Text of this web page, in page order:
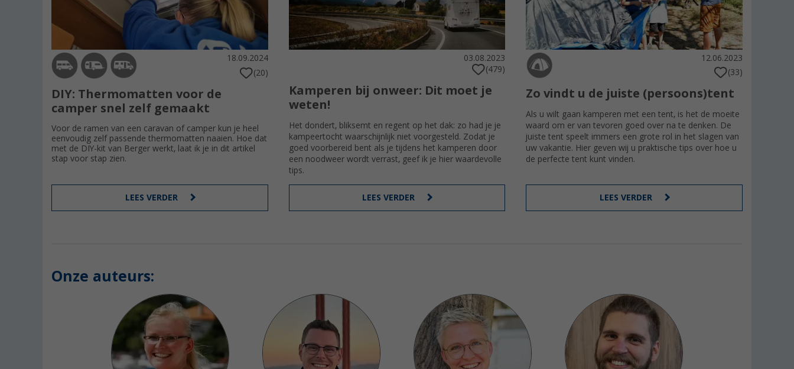
18.09.2024
(20)
DIY: Thermomatten voor de
camper snel zelf gemaakt
Voor de ramen van een caravan of camper kun je heel
eenvoudig zelf passende thermomatten naaien. Hoe dat
met de DIY-kit van Berger werkt, laat ik je in dit artikel
stap voor stap zien.
LEES VERDER
03.08.2023
(479)
Kamperen bij onweer: Dit moet je
weten!
Het dondert, bliksemt en regent op het dak: zo had je je
kampeertocht waarschijnlijk niet voorgesteld. Zodat je
goed voorbereid bent als je tijdens het kamperen door
een noodweer wordt verrast, geef ik je hier waardevolle
tips.
LEES VERDER
12.06.2023
(33)
Zo vindt u de juiste (persoons)tent
Als u wilt gaan kamperen met een tent, is het de moeite
waard om er van tevoren goed over na te denken. De
juiste tent speelt immers een grote rol in het slagen van
uw vakantie. Hier geven wij u praktische tips over hoe u
de perfecte tent kunt vinden.
LEES VERDER
Onze auteurs: